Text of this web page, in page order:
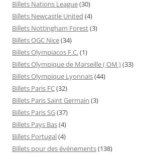
Billets Nations League(30)
Billets Newcastle United (4)
Billets Nottingham Forest(3)
Billets OGC Nice(34)
Billets Olympiacos F.C.(1)
Billets Olympique de Marseille ( OM )(33)
Billets Olympique Lyonnais(44)
Billets Paris FC(32)
Billets Paris Saint Germain (3)
Billets Paris SG(37)
Billets Pays Bas(4)
Billets Portugal(4)
Billets pour des événements(138)